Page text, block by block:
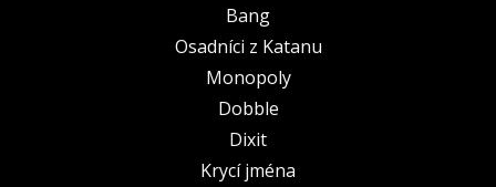
Bang
Osadníci z Katanu
Monopoly
Dobble
Dixit
Krycí jména